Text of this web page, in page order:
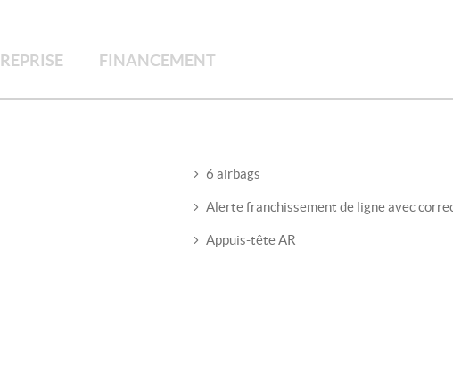
REPRISE FINANCEMENT
6 airbags
Alerte franchissement de ligne avec
Appuis-tête AR